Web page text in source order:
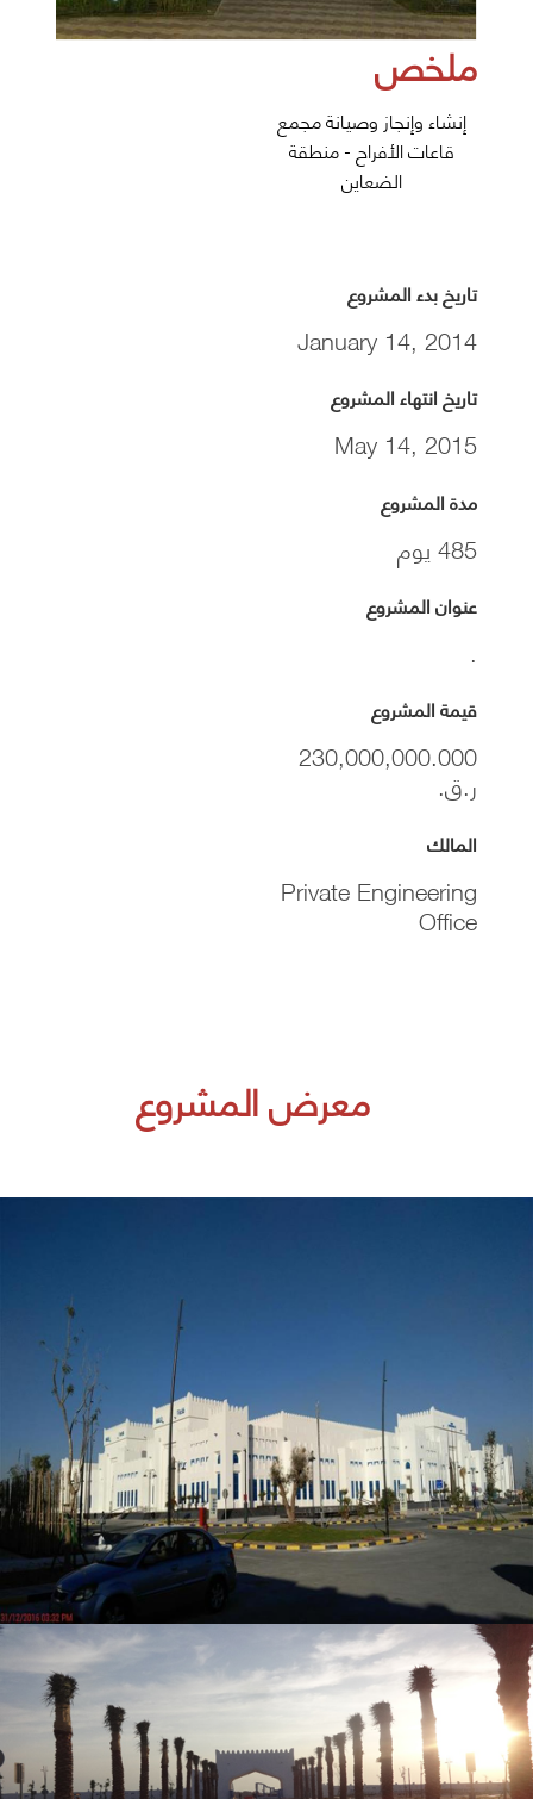
ملخص
إنشاء وإنجاز وصيانة مجمع
قاعات الأفراح - منطقة
الضعاين
تاريخ بدء المشروع
January 14, 2014
تاريخ انتهاء المشروع
May 14, 2015
مدة المشروع
485 يوم
عنوان المشروع
.
قيمة المشروع
230,000,000.000
ر.ق.
المالك
Private Engineering
Office
معرض المشروع